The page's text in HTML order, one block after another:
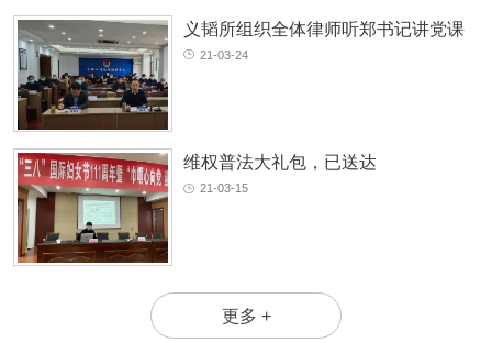
义韬所组织全体律师听郑书记讲党课
21-03-24
维权普法大礼包，已送达
21-03-15
更多 +